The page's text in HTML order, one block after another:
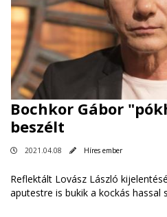
Bochkor Gábor
beszélt
2021.04.08 Híres ember
Reflektált Lovász László
aputestre is bukik a kockás hassal